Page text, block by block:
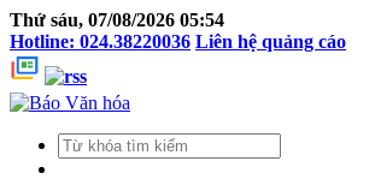
Thứ sáu, 07/08/2026 05:54
Hotline: 024.38220036 Liên hệ quảng cáo